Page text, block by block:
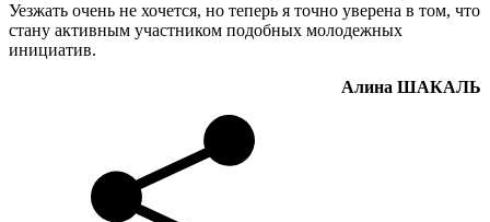
Уезжать очень не хочется, но теперь я точно уверена в том, что
стану активным участником подобных молодежных
инициатив.
Алина ШАКАЛЬ